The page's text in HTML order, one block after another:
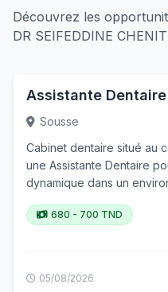
Découvrez les
DR SEIFEDDINE
Assistante Dentaire
Sousse
Cabinet dentaire situé au
une Assistante Dentaire
dynamique dans un
680 - 700 TND
05/08/2026